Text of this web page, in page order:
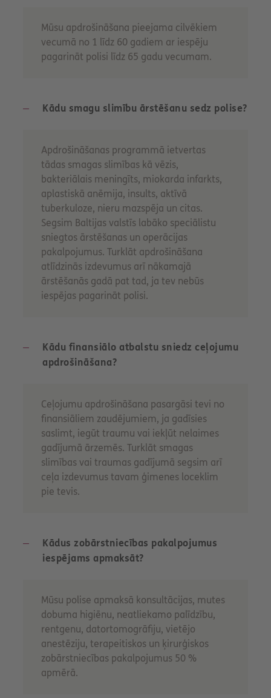
Mūsu apdrošināšana pieejama cilvēkiem
vecumā no 1 līdz 60 gadiem ar iespēju
pagarināt polisi līdz 65 gadu vecumam.
Kādu smagu slimību ārstēšanu sedz polise?
Apdrošināšanas programmā ietvertas
tādas smagas slimības kā vēzis,
bakteriālais meningīts, miokarda infarkts,
aplastiskā anēmija, insults, aktīvā
tuberkuloze, nieru mazspēja un citas.
Segsim Baltijas valstīs labāko speciālistu
sniegtos ārstēšanas un operācijas
pakalpojumus. Turklāt apdrošināšana
atlīdzinās izdevumus arī nākamajā
ārstēšanās gadā pat tad, ja tev nebūs
iespējas pagarināt polisi.
Kādu finansiālo atbalstu sniedz ceļojumu
apdrošināšana?
Ceļojumu apdrošināšana pasargāsi tevi no
finansiāliem zaudējumiem, ja gadīsies
saslimt, iegūt traumu vai iekļūt nelaimes
gadījumā ārzemēs. Turklāt smagas
slimības vai traumas gadījumā segsim arī
ceļa izdevumus tavam ģimenes loceklim
pie tevis.
Kādus zobārstniecības pakalpojumus
iespējams apmaksāt?
Mūsu polise apmaksā konsultācijas, mutes
dobuma higiēnu, neatliekamo palīdzību,
rentgenu, datortomogrāfiju, vietējo
anestēziju, terapeitiskos un ķirurģiskos
zobārstniecības pakalpojumus 50 %
apmērā.